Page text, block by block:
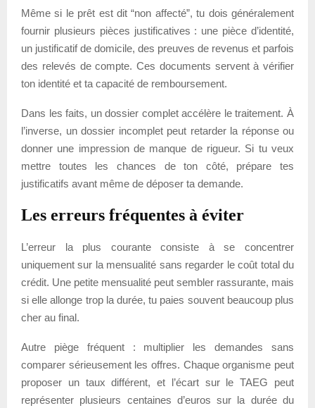
Même si le prêt est dit “non affecté”, tu dois généralement
fournir plusieurs pièces justificatives : une pièce d’identité,
un justificatif de domicile, des preuves de revenus et parfois
des relevés de compte. Ces documents servent à vérifier
ton identité et ta capacité de remboursement.
Dans les faits, un dossier complet accélère le traitement. À
l’inverse, un dossier incomplet peut retarder la réponse ou
donner une impression de manque de rigueur. Si tu veux
mettre toutes les chances de ton côté, prépare tes
justificatifs avant même de déposer ta demande.
Les erreurs fréquentes à éviter
L’erreur la plus courante consiste à se concentrer
uniquement sur la mensualité sans regarder le coût total du
crédit. Une petite mensualité peut sembler rassurante, mais
si elle allonge trop la durée, tu paies souvent beaucoup plus
cher au final.
Autre piège fréquent : multiplier les demandes sans
comparer sérieusement les offres. Chaque organisme peut
proposer un taux différent, et l’écart sur le TAEG peut
représenter plusieurs centaines d’euros sur la durée du